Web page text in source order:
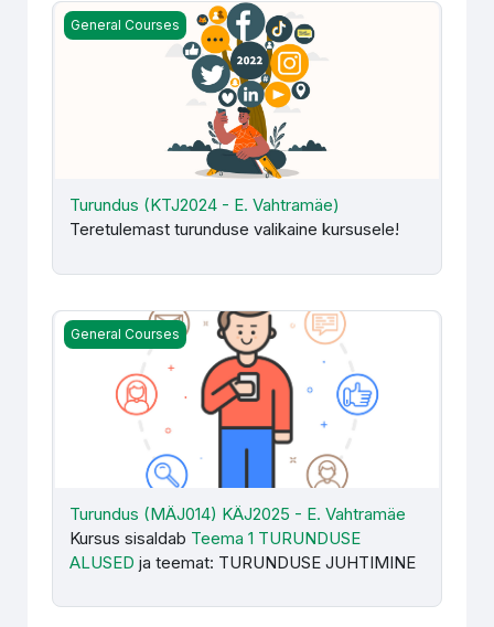
Turundus (KTJ2024 - E. Vahtramäe)
General Courses
Turundus (KTJ2024 - E. Vahtramäe)
Teretulemast turunduse valikaine kursusele!
Turundus (MÄJ014) KÄJ2025 - E. Vahtramäe
General Courses
Turundus (MÄJ014) KÄJ2025 - E. Vahtramäe
Kursus sisaldab Teema 1 TURUNDUSE
ALUSED ja teemat: TURUNDUSE JUHTIMINE